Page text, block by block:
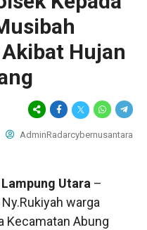
Hujan
AdminRadarcybernusantara
Lampung Utara –
warga
Kecamatan Abung